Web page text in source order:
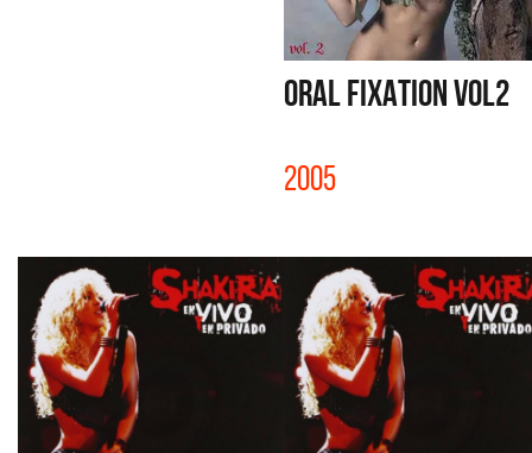
ORAL FIXATION VOL2
2005